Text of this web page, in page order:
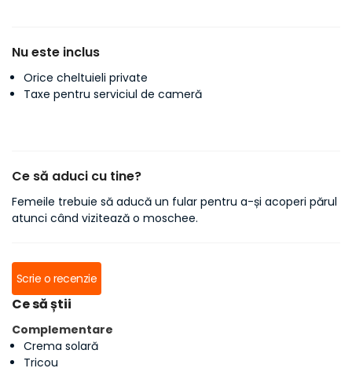
Nu este inclus
Orice cheltuieli private
Taxe pentru serviciul de cameră
Ce să aduci cu tine?
Femeile trebuie să aducă un fular pentru a-și acoperi părul
atunci când vizitează o moschee.
Scrie o recenzie
Ce să știi
Complementare
Crema solară
Tricou